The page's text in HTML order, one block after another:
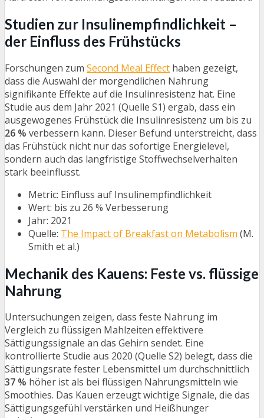
Studien zur Insulinempfindlichkeit –
der Einfluss des Frühstücks
Forschungen zum Second Meal Effect haben gezeigt,
dass die Auswahl der morgendlichen Nahrung
signifikante Effekte auf die Insulinresistenz hat. Eine
Studie aus dem Jahr 2021 (Quelle S1) ergab, dass ein
ausgewogenes Frühstück die Insulinresistenz um bis zu
26 % verbessern kann. Dieser Befund unterstreicht, dass
das Frühstück nicht nur das sofortige Energielevel,
sondern auch das langfristige Stoffwechselverhalten
stark beeinflusst.
Metric: Einfluss auf Insulinempfindlichkeit
Wert: bis zu 26 % Verbesserung
Jahr: 2021
Quelle: The Impact of Breakfast on Metabolism (M.
Smith et al.)
Mechanik des Kauens: Feste vs. flüssige
Nahrung
Untersuchungen zeigen, dass feste Nahrung im
Vergleich zu flüssigen Mahlzeiten effektivere
Sättigungssignale an das Gehirn sendet. Eine
kontrollierte Studie aus 2020 (Quelle S2) belegt, dass die
Sättigungsrate fester Lebensmittel um durchschnittlich
37 % höher ist als bei flüssigen Nahrungsmitteln wie
Smoothies. Das Kauen erzeugt wichtige Signale, die das
Sättigungsgefühl verstärken und Heißhunger